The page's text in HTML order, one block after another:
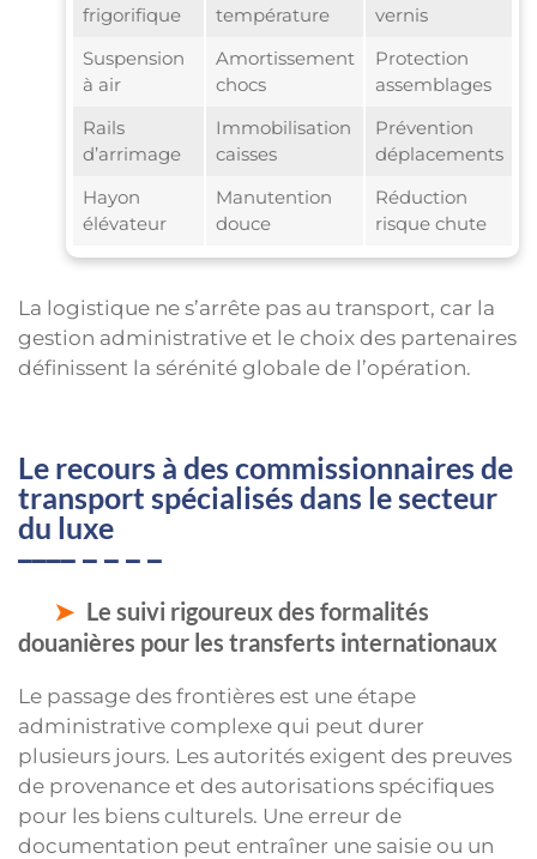
frigorifique
température
vernis
Suspension
à air
Amortissement
chocs
Protection
assemblages
Rails
d’arrimage
Immobilisation
caisses
Prévention
déplacements
Hayon
élévateur
Manutention
douce
Réduction
risque chute
La logistique ne s’arrête pas au transport, car la
gestion administrative et le choix des partenaires
définissent la sérénité globale de l’opération.
Le recours à des commissionnaires de
transport spécialisés dans le secteur
du luxe
Le suivi rigoureux des formalités
douanières pour les transferts internationaux
Le passage des frontières est une étape
administrative complexe qui peut durer
plusieurs jours. Les autorités exigent des preuves
de provenance et des autorisations spécifiques
pour les biens culturels. Une erreur de
documentation peut entraîner une saisie ou un